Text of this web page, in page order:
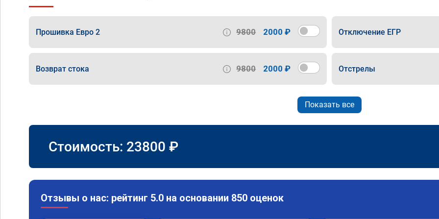
Прошивка Евро 2 9800 2000 ₽ Отключение ЕГР
Возврат стока 9800 2000 ₽ Отстрелы
Показать все
Стоимость: 23800 ₽
Отзывы о нас: рейтинг 5.0 на основании 850 оценок